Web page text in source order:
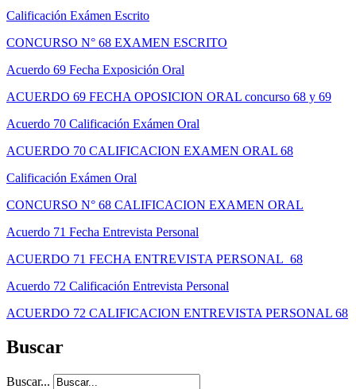
Calificación Exámen Escrito
CONCURSO N° 68 EXAMEN ESCRITO
Acuerdo 69 Fecha Exposición Oral
ACUERDO 69 FECHA OPOSICION ORAL concurso 68 y 69
Acuerdo 70 Calificación Exámen Oral
ACUERDO 70 CALIFICACION EXAMEN ORAL 68
Calificación Exámen Oral
CONCURSO N° 68 CALIFICACION EXAMEN ORAL
Acuerdo 71 Fecha Entrevista Personal
ACUERDO 71 FECHA ENTREVISTA PERSONAL 68
Acuerdo 72 Calificación Entrevista Personal
ACUERDO 72 CALIFICACION ENTREVISTA PERSONAL 68
Buscar
Buscar...